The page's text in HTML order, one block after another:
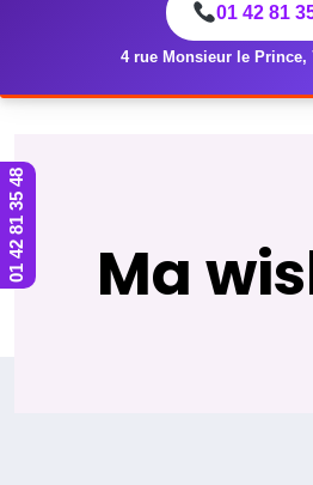
01 42 81
4 rue Monsieur le Prince,
Ma
01 42 81 35 48